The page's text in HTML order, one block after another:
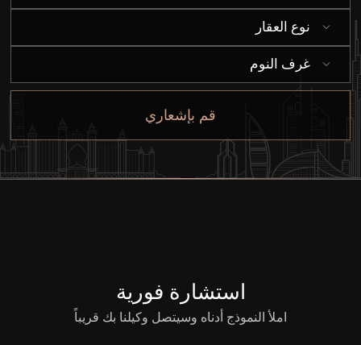
بيع
قيد الإنشاء
الوكلاء
نوع العقار
غرف النوم
قم بإشعاري
استشارة فورية
املأ النموذج أدناه وسيتصل وكيلنا بك قريباً